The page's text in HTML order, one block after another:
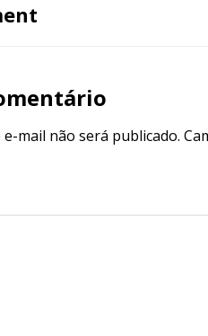
mail não será publicado.